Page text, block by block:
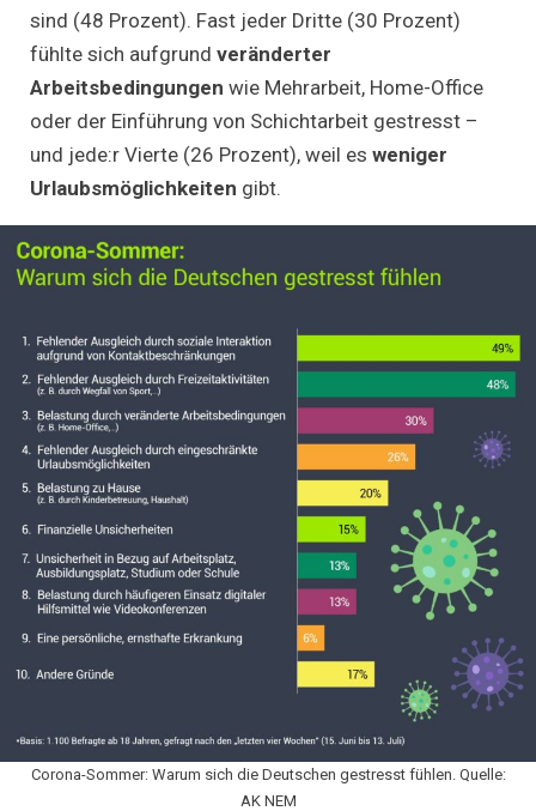
sind (48 Prozent). Fast jeder Dritte (30 Prozent)
fühlte sich aufgrund veränderter
Arbeitsbedingungen wie Mehrarbeit, Home-Office
oder der Einführung von Schichtarbeit gestresst –
und jede:r Vierte (26 Prozent), weil es weniger
Urlaubsmöglichkeiten gibt.
Corona-Sommer: Warum sich die Deutschen gestresst fühlen. Quelle:
AK NEM